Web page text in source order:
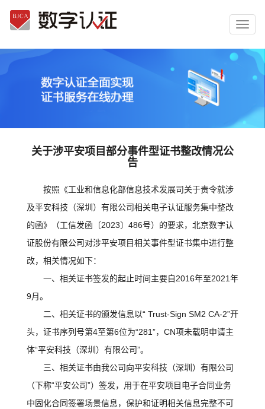
切
菜
关于涉平安项目部分事件型证书整改情况公
告
按照《工业和信息化部信息技术发展司关于责令就涉
及平安科技（深圳）有限公司相关电子认证服务集中整改
的函》（工信发函〔2023〕486号）的要求，北京数字认
证股份有限公司对涉平安项目相关事件型证书集中进行整
改，相关情况如下：
一、相关证书签发的起止时间主要自2016年至2021年
9月。
二、相关证书的颁发信息以“ Trust-Sign SM2 CA-2”开
头，证书序列号第4至第6位为“281”，CN项未载明申请主
体“平安科技（深圳）有限公司”。
三、相关证书由我公司向平安科技（深圳）有限公司
（下称“平安公司”）签发，用于在平安项目电子合同业务
中固化合同签署场景信息，保护和证明相关信息完整不可